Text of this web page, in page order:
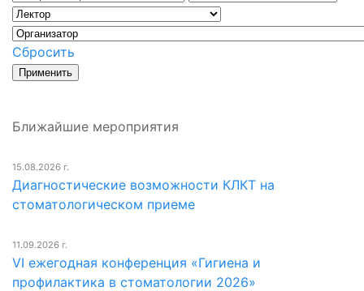
Сбросить
Ближайшие мероприятия
15.08.2026 г.
Диагностические возможности КЛКТ на
стоматологическом приеме
11.09.2026 г.
VI ежегодная конференция «Гигиена и
профилактика в стоматологии 2026»